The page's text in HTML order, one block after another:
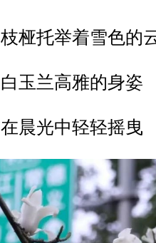
枝桠托举着雪色的
白玉兰高雅的身姿
在晨光中轻轻摇曳